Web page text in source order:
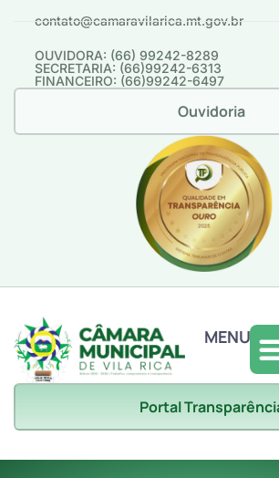
contato@camaravilarica.mt.gov.br
OUVIDORA: (66) 99242-8289
SECRETARIA: (66)99242-6313
FINANCEIRO: (66)99242-6497
Ouvidoria
MENU
Portal